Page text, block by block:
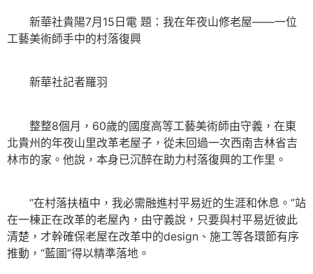
新華社貴陽7月15日電 題：我在年夜山修老屋——一位
工藝美術師手中的村落復興
新華社記者羅羽
整整8個月，60歲的國度高等工藝美術師由守義，在東
北貴州的年夜山里改革老屋子，從未回過一次西南吉林省吉
林市的家。他說，本身已沉醉在助力村落復興的工作里。
“在村落扶植中，我必需融進村平易近的生涯和休息。”站
在一棟正在改革的老屋內，由守義說，只要與村平易近彼此
清楚，才幹確保老屋在改革中的design、施工等各環節有序
推動，“藍圖”得以精準落地。